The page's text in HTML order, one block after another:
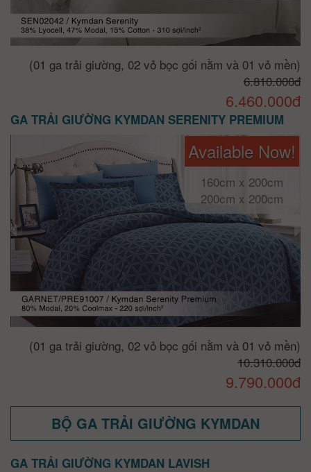
(01 ga trải giường, 02 vỏ bọc gối nằm và 01 vỏ mền)
6.810.000đ
6.460.000đ
GA TRẢI GIƯỜNG KYMDAN SERENITY PREMIUM
Available Now!
160cm x 200cm
200cm x 200cm
(01 ga trải giường, 02 vỏ bọc gối nằm và 01 vỏ mền)
10.310.000đ
9.790.000đ
BỘ GA TRẢI GIƯỜNG KYMDAN
GA TRẢI GIƯỜNG KYMDAN LAVISH